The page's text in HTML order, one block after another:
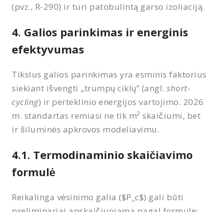
(pvz., R-290) ir turi patobulintą garso izoliaciją.
4. Galios parinkimas ir energinis
efektyvumas
Tikslus galios parinkimas yra esminis faktorius
siekiant išvengti „trumpų ciklų“ (angl.short-
cycling) ir perteklinio energijos vartojimo. 2026
m. standartas remiasi ne tik m² skaičiumi, bet
ir šiluminės apkrovos modeliavimu.
4.1. Termodinaminio skaičiavimo
formulė
Reikalinga vėsinimo galia ($P_c$) gali būti